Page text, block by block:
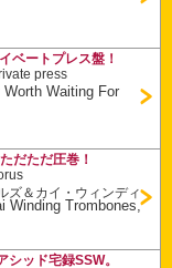
ベートプレス盤！
press
Worth Waiting For
だただ圧巻！
ズ＆カイ・ウィンディ
Winding Trombones,
シッド宅録SSW。